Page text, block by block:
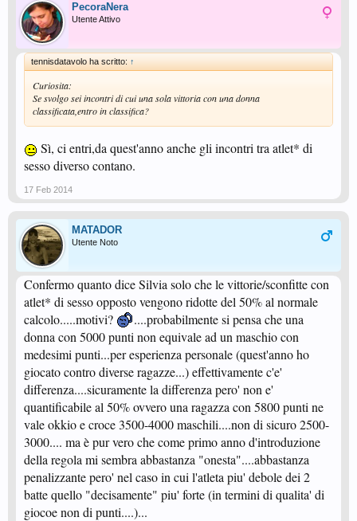
PecoraNera
Utente Attivo
tennisdatavolo ha scritto: ↑
Curiosita:
Se svolgo sei incontri di cui una sola vittoria con una donna
classificata,entro in classifica?
Sì, ci entri,da quest'anno anche gli incontri tra atlet* di
sesso diverso contano.
17 Feb 2014
MATADOR
Utente Noto
Confermo quanto dice Silvia solo che le vittorie/sconfitte con
atlet* di sesso opposto vengono ridotte del 50% al normale
calcolo.....motivi?
....probabilmente si pensa che una
donna con 5000 punti non equivale ad un maschio con
medesimi punti...per esperienza personale (quest'anno ho
giocato contro diverse ragazze...) effettivamente c'e'
differenza....sicuramente la differenza pero' non e'
quantificabile al 50% ovvero una ragazza con 5800 punti ne
vale okkio e croce 3500-4000 maschili....non di sicuro 2500-
3000.... ma è pur vero che come primo anno d'introduzione
della regola mi sembra abbastanza "onesta"....abbastanza
penalizzante pero' nel caso in cui l'atleta piu' debole dei 2
batte quello "decisamente" piu' forte (in termini di qualita' di
giocoe non di punti....)...